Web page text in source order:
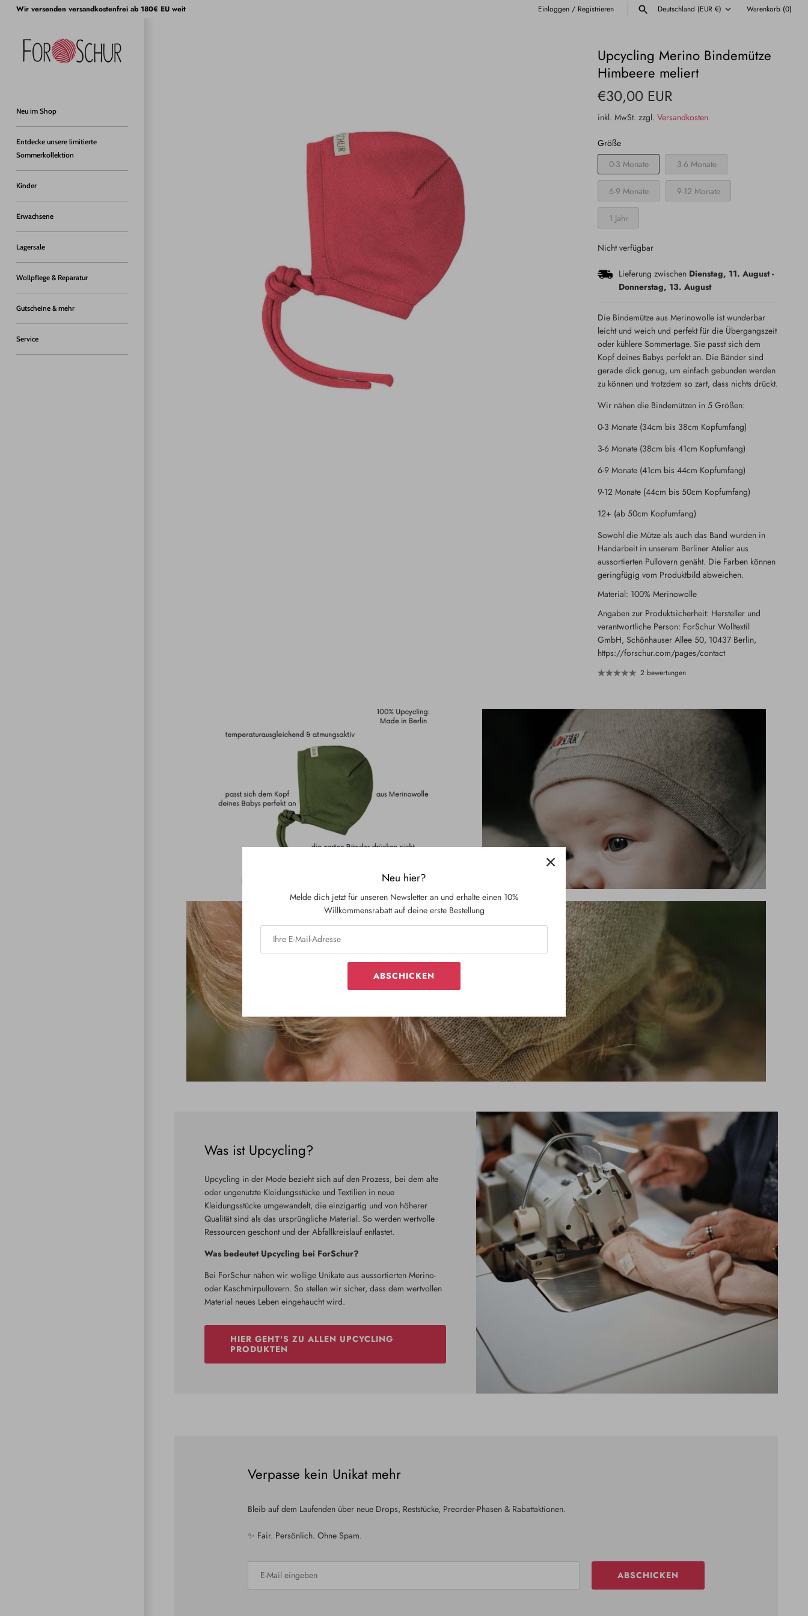
DirektWir versenden versandkostenfrei ab 180€ EU weit Einloggen / Registrieren Währung
Deutschland (EUR €) Warenkorb (0)
Neu im Shop
Entdecke unsere limitierte
Sommerkollektion
Kinder
Erwachsene
Lagersale
Wollpflege & Reparatur
Gutscheine & mehr
Service
Upcycling Merino Bindemütze
Himbeere meliert
€30,00 EUR
inkl. MwSt. zzgl. Versandkosten
Größe
0-3 Monate
3-6 Monate
6-9 Monate 9-12 Monate
1 Jahr
Nicht verfügbar
Lieferung zwischen Dienstag, 11. August-
Donnerstag, 13. August
Die Bindemütze aus Merinowolle ist wunderbar
leicht und weich und perfekt für die Übergangszeit
oder kühlere Sommertage. Sie passt sich dem
Kopf deines Babys perfekt an. Die Bänder sind
gerade dick genug, um einfach gebunden werden
zu können und trotzdem so zart, dass nichts drückt.
Wir nähen die Bindemützen in 5 Größen:
0-3 Monate (34cm bis 38cm Kopfumfang)
3-6 Monate (38cm bis 41cm Kopfumfang)
6-9 Monate (41cm bis 44cm Kopfumfang)
9-12 Monate (44cm bis 50cm Kopfumfang)
12+ (ab 50cm Kopfumfang)
Sowohl die Mütze als auch das Band wurden in
Handarbeit in unserem Berliner Atelier aus
aussortierten Pullovern genäht. Die Farben können
geringfügig vom Produktbild abweichen.
Material: 100% Merinowolle
Angaben zur Produktsicherheit: Hersteller und
verantwortliche Person: ForSchur Wolltextil
GmbH, Schönhauser Allee 50, 10437 Berlin,
https://forschur.com/pages/contact
2 bewertungen
Was ist Upcycling?
Upcycling in der Mode bezieht sich auf den Prozess, bei dem alte
oder ungenutzte Kleidungsstücke und Textilien in neue
Kleidungsstücke umgewandelt, die einzigartig und von höherer
Qualität sind als das ursprüngliche Material. So werden wertvolle
Ressourcen geschont und der Abfallkreislauf entlastet.
Was bedeutet Upcycling bei ForSchur?
Bei ForSchur nähen wir wollige Unikate aus aussortierten Merino-
oder Kaschmirpullovern. So stellen wir sicher, dass dem wertvollen
Material neues Leben eingehaucht wird.
HIER GEHT'S ZU ALLEN UPCYCLING
PRODUKTEN
Verpasse kein Unikat mehr
Bleib auf dem Laufenden über neue Drops, Reststücke, Preorder-Phasen & Rabattaktionen.
✨ Fair. Persönlich. Ohne Spam.
ABSCHICKEN
Neu hier?
Melde dich jetzt für unseren Newsletter an und erhalte einen 10%
Willkommensrabatt auf deine erste Bestellung
ABSCHICKEN